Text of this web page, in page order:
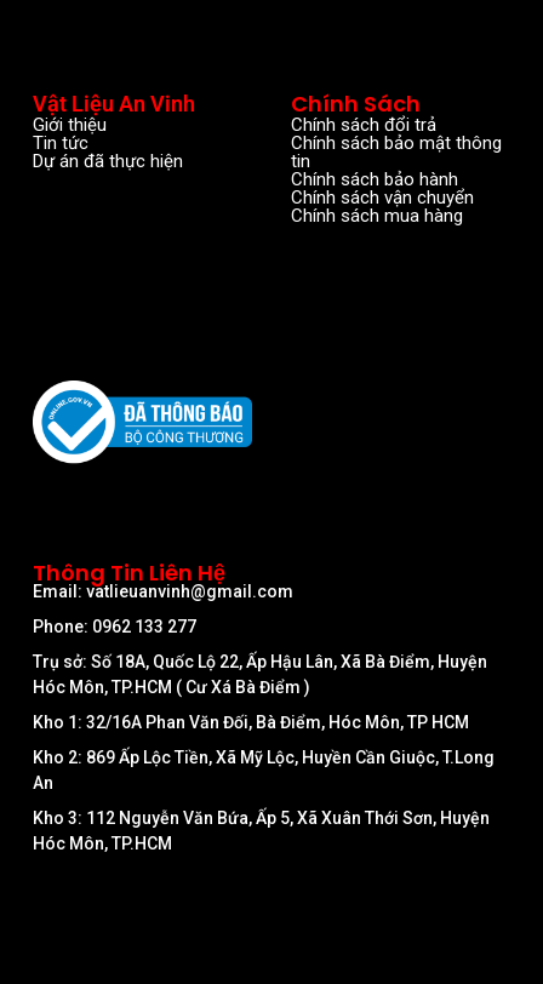
Vật Liệu An Vinh
Giới thiệu
Tin tức
Dự án đã thực hiện
Chính Sách
Chính sách đổi trả
Chính sách bảo mật thông
tin
Chính sách bảo hành
Chính sách vận chuyển
Chính sách mua hàng
Thông Tin Liên Hệ
Email: vatlieuanvinh@gmail.com
Phone: 0962 133 277
Trụ sở: Số 18A, Quốc Lộ 22, Ấp Hậu Lân, Xã Bà Điểm, Huyện
Hóc Môn, TP.HCM ( Cư Xá Bà Điểm )
Kho 1: 32/16A Phan Văn Đối, Bà Điểm, Hóc Môn, TP HCM
Kho 2: 869 Ấp Lộc Tiền, Xã Mỹ Lộc, Huyền Cần Giuộc, T.Long
An
Kho 3: 112 Nguyễn Văn Bứa, Ấp 5, Xã Xuân Thới Sơn, Huyện
Hóc Môn, TP.HCM